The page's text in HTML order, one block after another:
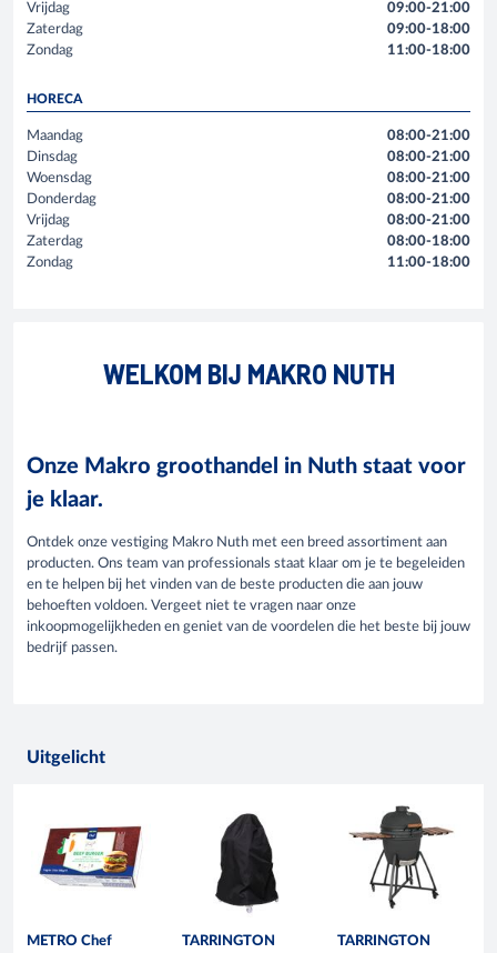
Vrijdag
Zaterdag
Zondag
09:00-21:00
09:00-18:00
11:00-18:00
HORECA
Maandag
Dinsdag
Woensdag
Donderdag
Vrijdag
Zaterdag
Zondag
08:00-21:00
08:00-21:00
08:00-21:00
08:00-21:00
08:00-21:00
08:00-18:00
11:00-18:00
WELKOM BIJ MAKRO NUTH
Onze Makro groothandel in Nuth staat voor
je klaar.
Ontdek onze vestiging Makro Nuth met een breed assortiment aan
producten. Ons team van professionals staat klaar om je te begeleiden
en te helpen bij het vinden van de beste producten die aan jouw
behoeften voldoen. Vergeet niet te vragen naar onze
inkoopmogelijkheden en geniet van de voordelen die het beste bij jouw
bedrijf passen.
Uitgelicht
METRO Chef
TARRINGTON
TARRINGTON